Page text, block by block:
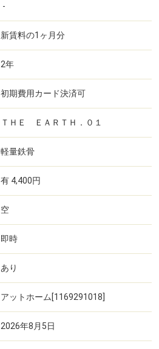
-
新賃料の1ヶ月分
2年
初期費用カード決済可
ＴＨＥ ＥＡＲＴＨ．０１
軽量鉄骨
有 4,400円
空
即時
あり
アットホーム[1169291018]
2026年8月5日